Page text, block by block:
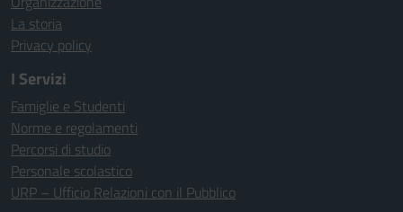
La storia
Privacy policy
I Servizi
Famiglie e Studenti
Norme e regolamenti
Percorsi di studio
Personale scolastico
URP – Ufficio Relazioni con il Pubblico